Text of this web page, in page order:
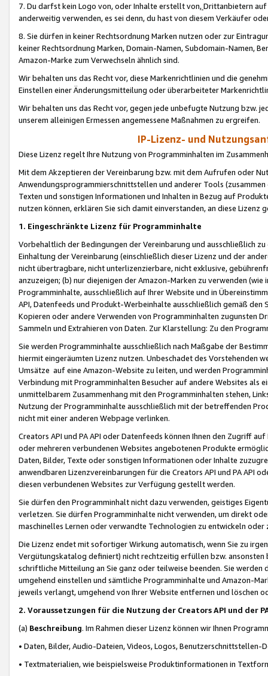
7. Du darfst kein Logo von, oder Inhalte erstellt von,Drittanbietern auf
anderweitig verwenden, es sei denn, du hast von diesem Verkäufer
8. Sie dürfen in keiner Rechtsordnung Marken nutzen oder zur
keiner Rechtsordnung Marken, Domain-Namen, Subdomain-Namen,
Amazon-Marke zum Verwechseln ähnlich sind.
Wir behalten uns das Recht vor, diese Markenrichtlinien und die
Einstellen einer Änderungsmitteilung oder überarbeiteter
Wir behalten uns das Recht vor, gegen jede unbefugte Nutzung bzw.
unserem alleinigen Ermessen angemessene Maßnahmen zu ergreifen.
IP-Lizenz- und
Diese Lizenz regelt Ihre Nutzung von Programminhalten im
Mit dem Akzeptieren der Vereinbarung bzw. mit dem Aufrufen oder
Anwendungsprogrammierschnittstellen und anderer Tools (zusammen
Texten und sonstigen Informationen und Inhalten in Bezug auf
nutzen können, erklären Sie sich damit einverstanden, an diese Lizenz
1. Eingeschränkte Lizenz für Programminhalte
Vorbehaltlich der Bedingungen der Vereinbarung und ausschließlich
Einhaltung der Vereinbarung (einschließlich dieser Lizenz und der
nicht übertragbare, nicht unterlizenzierbare, nicht exklusive,
anzuzeigen; (b) nur diejenigen der Amazon-Marken zu verwenden
Programminhalte, ausschließlich auf Ihrer Website und in
API, Datenfeeds und Produkt-Werbeinhalte ausschließlich gemäß
Kopieren oder andere Verwenden von Programminhalten zugunsten
Sammeln und Extrahieren von Daten. Zur Klarstellung: Zu den
Sie werden Programminhalte ausschließlich nach Maßgabe der
hiermit eingeräumten Lizenz nutzen. Unbeschadet des Vorstehenden
Umsätze auf eine Amazon-Website zu leiten, und werden
Verbindung mit Programminhalten Besucher auf andere Websites als
unmittelbarem Zusammenhang mit den Programminhalten stehen,
Nutzung der Programminhalte ausschließlich mit der betreffenden
nicht mit einer anderen Webpage verlinken.
Creators API und PA API oder Datenfeeds können Ihnen den Zugriff
oder mehreren verbundenen Websites angebotenen Produkte
Daten, Bilder, Texte oder sonstigen Informationen oder Inhalte
anwendbaren Lizenzvereinbarungen für die Creators API und PA API
diesen verbundenen Websites zur Verfügung gestellt werden.
Sie dürfen den Programminhalt nicht dazu verwenden, geistiges
verletzen. Sie dürfen Programminhalte nicht verwenden, um direkt
maschinelles Lernen oder verwandte Technologien zu entwickeln
Die Lizenz endet mit sofortiger Wirkung automatisch, wenn Sie zu
Vergütungskatalog definiert) nicht rechtzeitig erfüllen bzw. ansonsten
schriftliche Mitteilung an Sie ganz oder teilweise beenden. Sie werden
umgehend einstellen und sämtliche Programminhalte und Amazon-
jeweils verlangt, umgehend von Ihrer Website entfernen und löschen
2. Voraussetzungen für die Nutzung der Creators API und der
(a) Beschreibung. Im Rahmen dieser Lizenz können wir Ihnen
• Daten, Bilder, Audio-Dateien, Videos, Logos, Benutzerschnittstellen-
• Textmaterialien, wie beispielsweise Produktinformationen in